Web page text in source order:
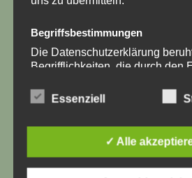
In den Warenkorb
Ähnliche Produkte
Begriffsbestimmungen
Die Datenschutzerklärung
Begrifflichkeiten, die durch den
der Datenschutz-
unsere Kunden und
lesbar und verständlich sein. Um
gewährleisten, möchten wir
Essenziell
✓ Alle